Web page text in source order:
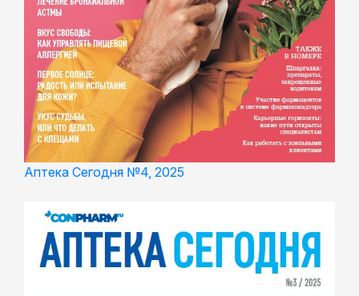
Аптека Сегодня №4, 2025